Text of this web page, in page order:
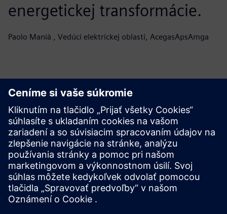
energetickej transformácie.
Paolo Manià , Vedúci elektrickej oblasti, AcegasApsAmga
Začnite svoju cestu
Kontaktujte nás